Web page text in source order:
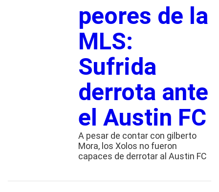
peores de la
MLS:
Sufrida
derrota ante
el Austin FC
A pesar de contar con gilberto
Mora, los Xolos no fueron
capaces de derrotar al Austin FC